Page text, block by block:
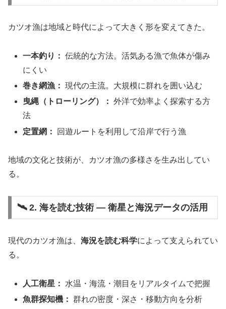
カツオ漁は地域と時代によって大きく形を変えてきた。
一本釣り： 伝統的な方法。活気ある漁で魚体が傷み
にくい
巻き網漁： 現代の主流。大規模に群れを囲い込む
曳縄（トローリング）： 外洋で効率よく探索する方
法
定置網：
回遊ルートを利用して沿岸で行う漁
地域の文化と技術が、カツオ漁の多様さを生み出してい
る。
🛰️ 2. 海を読む技術 ― 衛星と海況データの活用
現代のカツオ漁は、 海況を読む科学によって支えられてい
る。
人工衛星：
水温・海流・潮目をリアルタイムで把握
魚群探知機： 群れの密度・深さ・移動方向を分析